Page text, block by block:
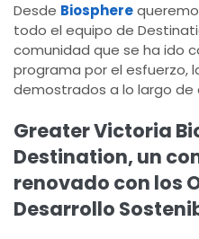
Desde Biosphere
todo el equipo de
comunidad que se ha ido
programa por el esfuerzo,
demostrados a lo largo de
Greater Victoria
Destination, un
renovado con los
Desarrollo